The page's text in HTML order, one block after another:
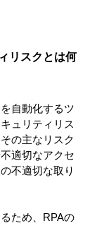
リスクとは何
自動化するツ
ュリティリス
の主なリスク
適切なアクセ
不適切な取り
ため、RPAの